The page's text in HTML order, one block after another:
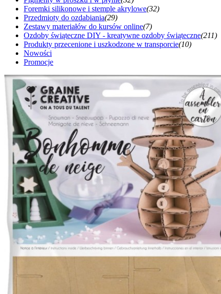
Foremki silikonowe i stemple akrylowe(32)
Przedmioty do ozdabiania(29)
Zestawy materiałów do kursów online(7)
Ozdoby świąteczne DIY - kreatywne ozdoby świąteczne(211)
Produkty przecenione i uszkodzone w transporcie(10)
Nowości
Promocje